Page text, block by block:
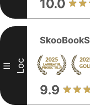
10.0
III Loc
SkooBookS
9.9